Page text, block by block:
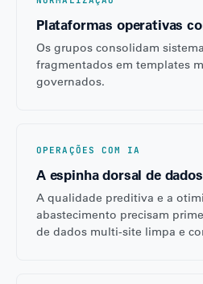
Plataformas operativas
Os grupos consolidam
fragmentados em templates
governados.
OPERAÇÕES COM IA
A espinha dorsal de dados
A qualidade preditiva e a
abastecimento precisam
de dados multi-site limpa e